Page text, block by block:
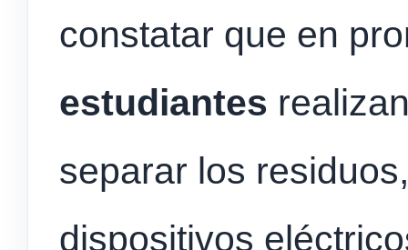
constatar que en
estudiantes
separar los
dispositivos